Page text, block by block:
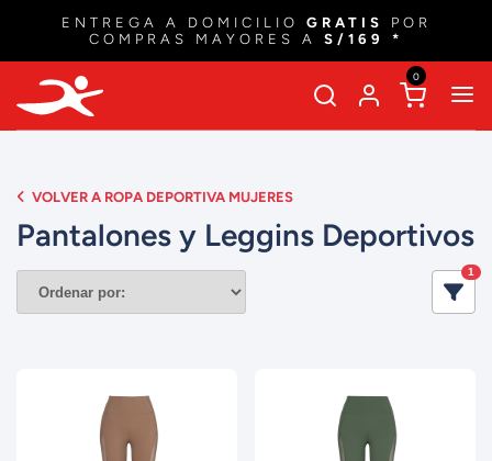
OBTÉN15% DSCTOEN TU PRIMERA COMPRA
CON EL CUPÓN'BIENVENIDOIRUN'
0
VOLVER A ROPA DEPORTIVA MUJERES
Pantalones y Leggins Deportivos
1